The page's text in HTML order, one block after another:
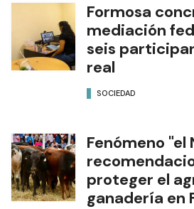
Formosa
mediación
seis
real
SOCIEDAD
Fenómeno "el
proteger el
ganadería en